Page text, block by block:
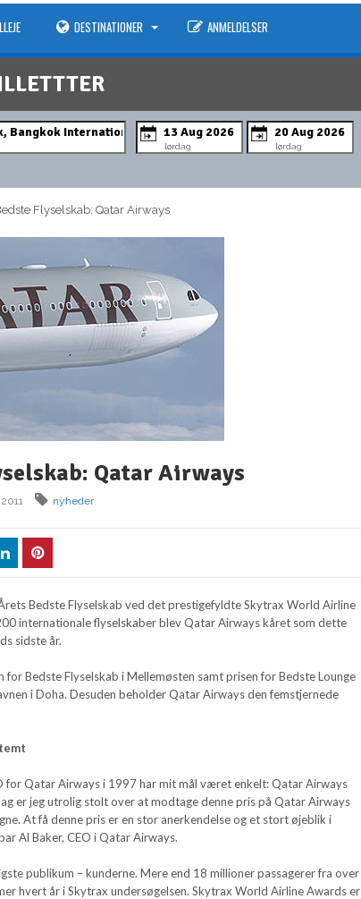
DESTINATIONER ANMELDELSER
lørdag lørdag
Flyselskab: Qatar Airways
Qatar Airways
nyheder
Bedste Flyselskab ved det prestigefyldte Skytrax World Airline
internationale flyselskaber blev Qatar Airways kåret som dette
sidste år.
Bedste Flyselskab i Mellemøsten samt prisen for Bedste Lounge
i Doha. Desuden beholder Qatar Airways den femstjernede
for Qatar Airways i 1997 har mit mål været enkelt: Qatar Airways
er jeg utrolig stolt over at modtage denne pris på Qatar Airways
At få denne pris er en stor anerkendelse og et stort øjeblik i
Al Baker, CEO i Qatar Airways.
publikum – kunderne. Mere end 18 millioner passagerer fra over
hvert år i Skytrax undersøgelsen. Skytrax World Airline Awards er